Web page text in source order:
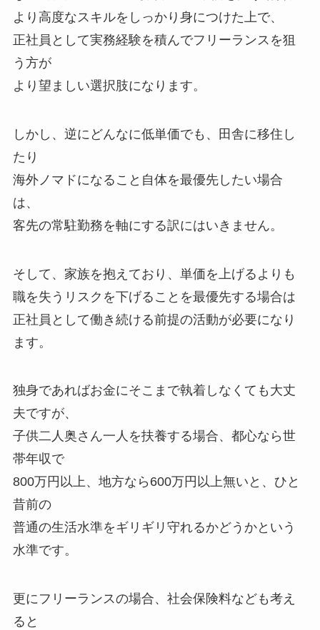
より高度なスキルをしっかり身につけた上で、
正社員として実務経験を積んでフリーランスを狙
う方が
より望ましい選択肢になります。
しかし、逆にどんなに低単価でも、田舎に移住し
たり
海外ノマドになること自体を最優先したい場合
は、
客先の常駐勤務を軸にする訳にはいきません。
そして、家族を抱えており、単価を上げるよりも
職を失うリスクを下げることを最優先する場合は
正社員として働き続ける前提の活動が必要になり
ます。
独身であればお金にそこまで執着しなくても大丈
夫ですが、
子供二人奥さん一人を扶養する場合、都心なら世
帯年収で
800万円以上、地方なら600万円以上無いと、ひと
昔前の
普通の生活水準をギリギリ守れるかどうかという
水準です。
更にフリーランスの場合、社会保険料なども考え
ると